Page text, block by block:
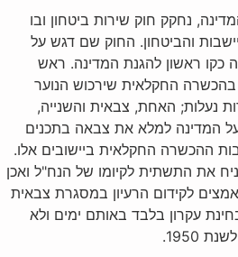
המדינה, נחקק חוק שירות ביטחון ובו
והביטחון. החוק שם דגש על
כקו ראשון להגנת המדינה. ראש
בהכשרה החקלאית שירכוש הנוער
נעלות; האחת, צבאית והשנייה,
על המדינה למלא את צבאה בתכנים
ההכשרה החקלאית ביישובים אלו.
את התשתית לקיומו של הנח"ל ואכן
לקידום הרעיון במסגרת צבאית
עקרון בלבד באותם ימים ולא
1950‏‏.